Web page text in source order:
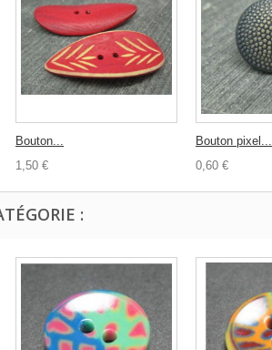
Bouton...
1,50 €
Bouton pixel...
0,60 €
: